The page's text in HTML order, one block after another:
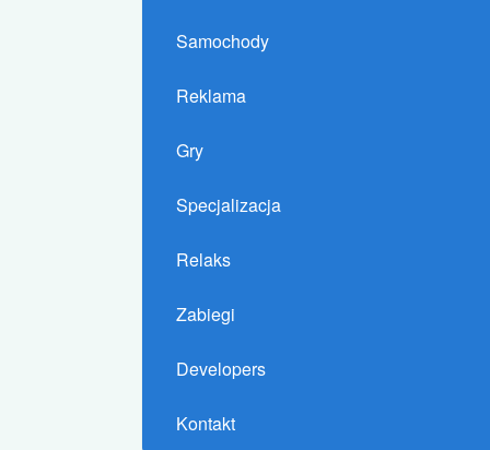
Samochody
Reklama
Gry
Specjalizacja
Relaks
Zabiegi
Developers
Kontakt